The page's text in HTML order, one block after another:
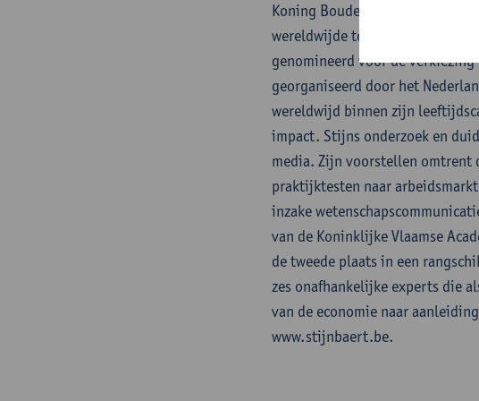
Koning Boudewijnstichting). In
wereldwijde top 100 van jonge
genomineerd voor de
georganiseerd door het
wereldwijd binnen zijn
impact. Stijns onderzoek en
media. Zijn voorstellen omtrent
praktijktesten naar
inzake
van de Koninklijke Vlaamse
de tweede plaats in een
zes onafhankelijke experts die
van de economie naar
www.stijnbaert.be.